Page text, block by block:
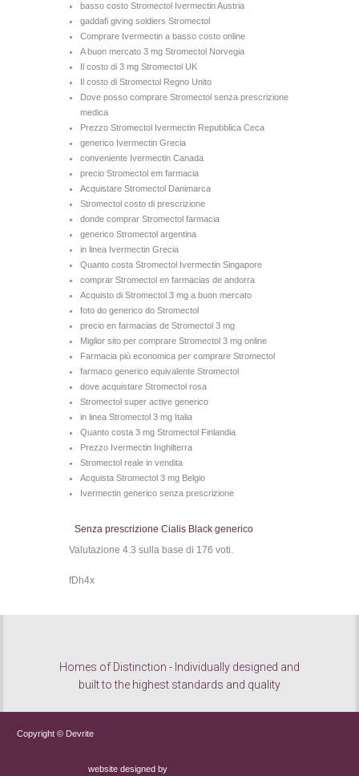
basso costo Stromectol Ivermectin Austria
gaddafi giving soldiers Stromectol
Comprare Ivermectin a basso costo online
A buon mercato 3 mg Stromectol Norvegia
Il costo di 3 mg Stromectol UK
Il costo di Stromectol Regno Unito
Dove posso comprare Stromectol senza prescrizione
medica
Prezzo Stromectol Ivermectin Repubblica Ceca
generico Ivermectin Grecia
conveniente Ivermectin Canada
precio Stromectol em farmacia
Acquistare Stromectol Danimarca
Stromectol costo di prescrizione
donde comprar Stromectol farmacia
generico Stromectol argentina
in linea Ivermectin Grecia
Quanto costa Stromectol Ivermectin Singapore
comprar Stromectol en farmacias de andorra
Acquisto di Stromectol 3 mg a buon mercato
foto do generico do Stromectol
precio en farmacias de Stromectol 3 mg
Miglior sito per comprare Stromectol 3 mg online
Farmacia più economica per comprare Stromectol
farmaco generico equivalente Stromectol
dove acquistare Stromectol rosa
Stromectol super active generico
in linea Stromectol 3 mg Italia
Quanto costa 3 mg Stromectol Finlandia
Prezzo Ivermectin Inghilterra
Stromectol reale in vendita
Acquista Stromectol 3 mg Belgio
Ivermectin generico senza prescrizione
Senza prescrizione Cialis Black generico
Valutazione4.3 sulla base di 176 voti.
fDh4x
Homes of Distinction - Individually designed and
built to the highest standards and quality
Copyright © Devrite
website designed by